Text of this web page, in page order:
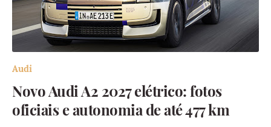
Audi
Novo Audi A2 2027 elétrico: fotos
oficiais e autonomia de até 477 km